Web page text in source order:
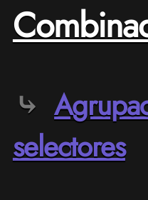
selectores